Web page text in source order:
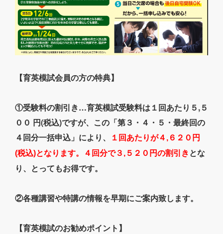
【育英模試会員の方の特典】
①受験料の割引き…育英模試受験料は１回あたり５,５
００ 円(税込)ですが、この「第３・４・５・最終回の
４回分一括申込」により、
１回あたりが４,６２０円
(税込)となります。４回分で３,５２０円の割引き とな
り、とってもお得です。
②各種講習や特講の情報を早期にご案内致します。
【育英模試のお勧めポイント】